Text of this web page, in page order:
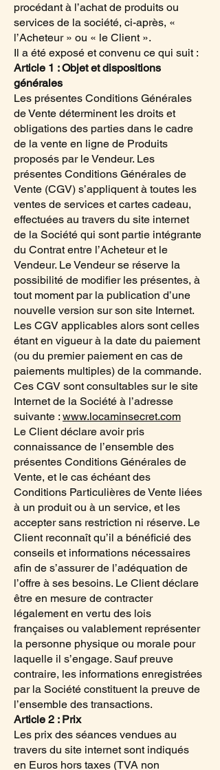
procédant à l’achat de produits ou
services de la société, ci-après, «
l’Acheteur » ou « le Client ».
Il a été exposé et convenu ce qui suit :
Article 1 : Objet et dispositions
générales
Les présentes Conditions Générales
de Vente déterminent les droits et
obligations des parties dans le cadre
de la vente en ligne de Produits
proposés par le Vendeur. Les
présentes Conditions Générales de
Vente (CGV) s’appliquent à toutes les
ventes de services et cartes cadeau,
effectuées au travers du site internet
de la Société qui sont partie intégrante
du Contrat entre l’Acheteur et le
Vendeur. Le Vendeur se réserve la
possibilité de modifier les présentes, à
tout moment par la publication d’une
nouvelle version sur son site Internet.
Les CGV applicables alors sont celles
étant en vigueur à la date du paiement
(ou du premier paiement en cas de
paiements multiples) de la commande.
Ces CGV sont consultables sur le site
Internet de la Société à l’adresse
suivante : www.locaminsecret.com
Le Client déclare avoir pris
connaissance de l’ensemble des
présentes Conditions Générales de
Vente, et le cas échéant des
Conditions Particulières de Vente liées
à un produit ou à un service, et les
accepter sans restriction ni réserve. Le
Client reconnaît qu’il a bénéficié des
conseils et informations nécessaires
afin de s’assurer de l’adéquation de
l’offre à ses besoins. Le Client déclare
être en mesure de contracter
légalement en vertu des lois
françaises ou valablement représenter
la personne physique ou morale pour
laquelle il s’engage. Sauf preuve
contraire, les informations enregistrées
par la Société constituent la preuve de
l’ensemble des transactions.
Article 2 : Prix
Les prix des séances vendues au
travers du site internet sont indiqués
en Euros hors taxes (TVA non